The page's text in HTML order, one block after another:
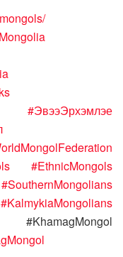
#ЭвээЭрхэмлэе
#EthnicMongols
#SouthernMongolians
#KalmykiaMongolians